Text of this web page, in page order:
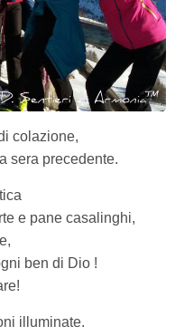
colazione,
sera precedente.
e pane casalinghi,
ben di Dio !
illuminate.